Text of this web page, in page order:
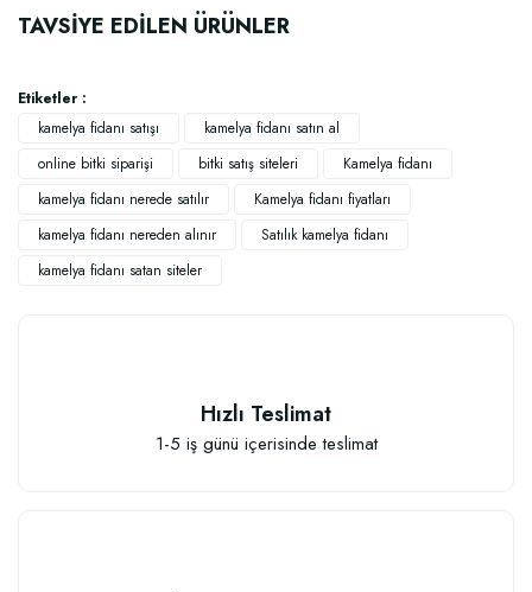
TAVSİYE EDİLEN ÜRÜNLER
Etiketler :
kamelya fidanı satışı
kamelya fidanı satın al
online bitki siparişi
bitki satış siteleri
Kamelya fidanı
kamelya fidanı nerede satılır
Kamelya fidanı fiyatları
kamelya fidanı nereden alınır
Satılık kamelya fidanı
kamelya fidanı satan siteler
Hızlı Teslimat
1-5 iş günü içerisinde teslimat